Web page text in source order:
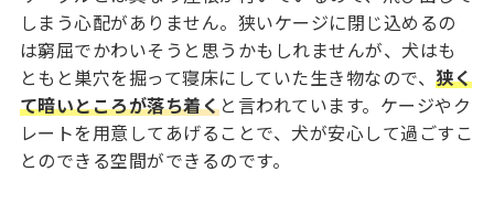
しまう心配がありません。狭いケージに閉じ込めるの
は窮屈でかわいそうと思うかもしれませんが、犬はも
ともと巣穴を掘って寝床にしていた生き物なので、狭く
て暗いところが落ち着くと言われています。ケージやク
レートを用意してあげることで、犬が安心して過ごすこ
とのできる空間ができるのです。